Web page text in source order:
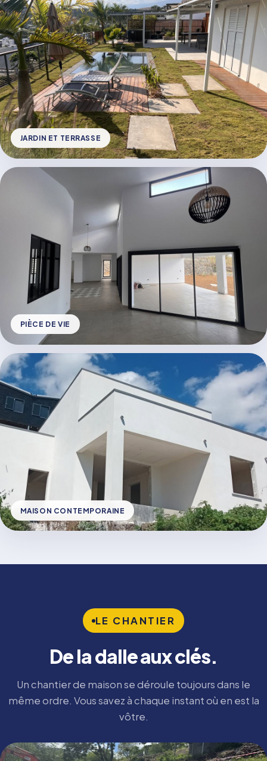
JARDIN ET TERRASSE
PIÈCE DE VIE
MAISON CONTEMPORAINE
LE CHANTIER
De la dalle aux clés.
Un chantier de maison se déroule toujours dans le
même ordre. Vous savez à chaque instant où en est la
vôtre.